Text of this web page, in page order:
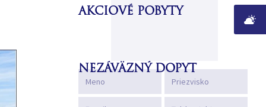
AKCIOVÉ POBYTY
NEZÁVÄZNÝ DOPYT